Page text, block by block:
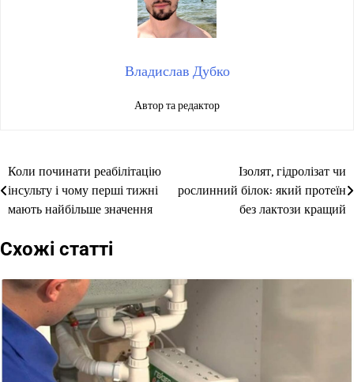
Владислав Дубко
Автор та редактор
Навігація
записів
Коли починати реабілітацію
інсульту і чому перші тижні
мають найбільше значення
Ізолят, гідролізат чи
рослинний білок: який протеїн
без лактози кращий
Схожі статті